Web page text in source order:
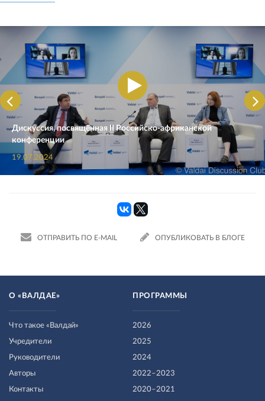
Дискуссия, посвящённая II Российско-африканской
конференции
19.07.2024
ОТПРАВИТЬ ПО E-MAIL ОПУБЛИКОВАТЬ В БЛОГЕ
О «ВАЛДАЕ»
Что такое «Валдай»
Учредители
Руководители
Авторы
Контакты
ПРОГРАММЫ
2026
2025
2024
2022–2023
2020–2021